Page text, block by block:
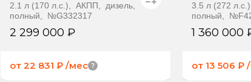
2.1 л (170 л.с.), АКПП, дизель,
полный, №G332317
2 299 000 ₽
от 22 831 ₽ /мес
3.5 л (272
полный,
1 360 000
от 13 506 ₽